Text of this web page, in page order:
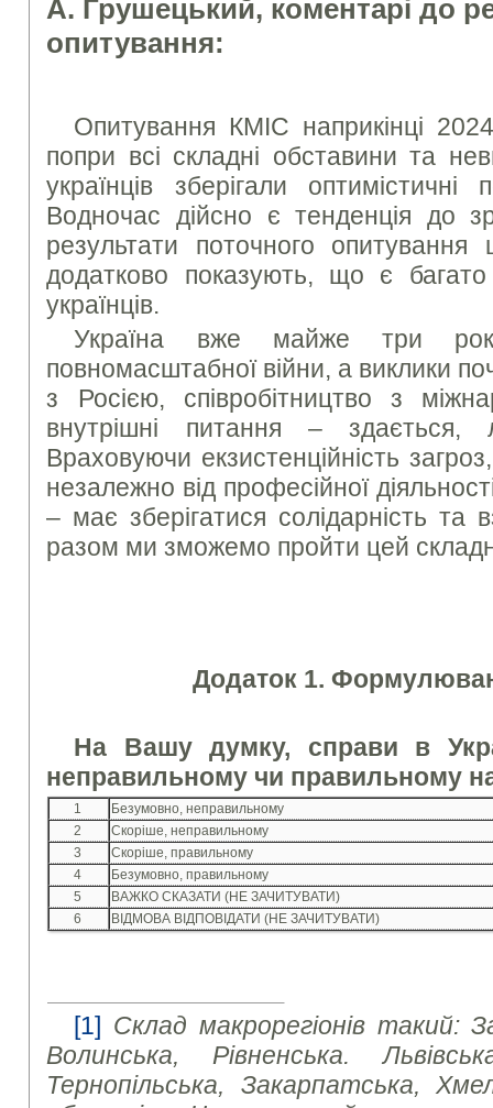
А. Грушецький, коментарі до
опитування:
Опитування КМІС наприкінці
попри всі складні обставини та
українців зберігали
Водночас дійсно є тенденція до
результати поточного
додатково показують, що є
українців.
Україна вже майже три
повномасштабної війни, а виклики
з Росією, співробітництво з
внутрішні питання – здається,
Враховуючи екзистенційність
незалежно від професійної
– має зберігатися солідарність та
разом ми зможемо пройти цей
Додаток 1.
На Вашу думку, справи в
неправильному чи правильному
1
Безумовно, неправильному
2
Скоріше, неправильному
3
Скоріше, правильному
4
Безумовно, правильному
5
ВАЖКО СКАЗАТИ (НЕ ЗАЧИТУВАТИ)
6
ВІДМОВА ВІДПОВІДАТИ (НЕ ЗАЧИТУВАТИ)
[1] Склад макрорегіонів такий:
Волинська, Рівненська.
Тернопільська, Закарпатська,